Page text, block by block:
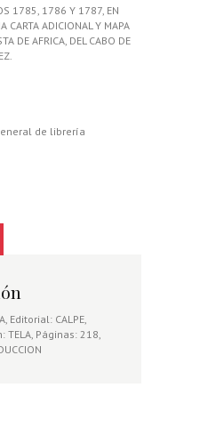
1785, 1786 Y 1787, EN
CARTA ADICIONAL Y MAPA
DE AFRICA, DEL CABO DE
de librería
Editorial: CALPE,
TELA, Páginas: 218,